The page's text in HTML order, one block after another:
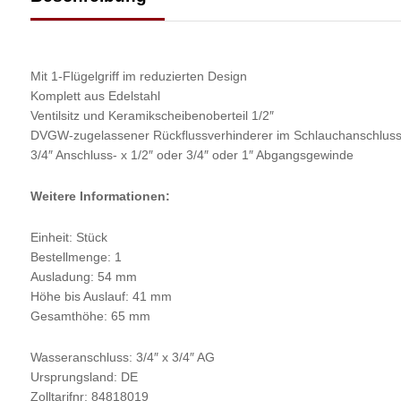
Mit 1-Flügelgriff im reduzierten Design
Komplett aus Edelstahl
Ventilsitz und Keramikscheibenoberteil 1/2″
DVGW-zugelassener Rückflussverhinderer im
3/4″ Anschluss- x 1/2″ oder 3/4″ oder 1″ Abgangsgewinde
Weitere Informationen:
Einheit: Stück
Bestellmenge: 1
Ausladung: 54 mm
Höhe bis Auslauf: 41 mm
Gesamthöhe: 65 mm
Wasseranschluss: 3/4″ x 3/4″ AG
Ursprungsland: DE
Zolltarifnr: 84818019